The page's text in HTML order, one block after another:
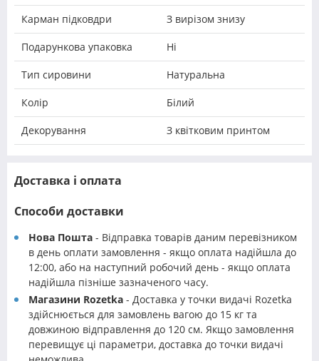
Карман підковдри З вирізом знизу
Подарункова упаковка Ні
Тип сировини Натуральна
Колір Білий
Декорування З квітковим принтом
Доставка і оплата
Способи доставки
Нова Пошта - Відправка товарів даним перевізником
в день оплати замовлення - якщо оплата надійшла до
12:00, або на наступний робочий день - якщо оплата
надійшла пізніше зазначеного часу.
Магазини Rozetka - Доставка у точки видачі Rozetka
здійснюється для замовлень вагою до 15 кг та
довжиною відправлення до 120 см. Якщо замовлення
перевищує ці параметри, доставка до точки видачі